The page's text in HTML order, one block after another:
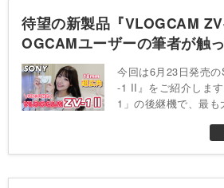
待望の新製品『VLOGCAM
OGCAMユーザーの筆者が触
今回は6月23日発売
-1 II』をご紹介しま
1」の後継機で、最
であったのに対し、
mと超広角になりま